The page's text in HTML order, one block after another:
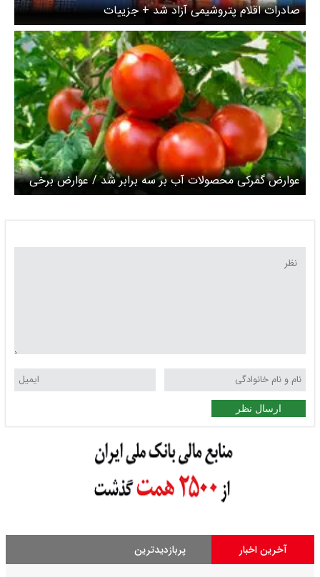
صادرات اقلام پتروشیمی آزاد شد + جزییات
عوارض گمرکی محصولات آب بر سه برابر شد / عوارض برخی
محصولات نفتی، گازی و پتروشیمی علی الحساب است
ارسال نظر
آخرین اخبار پربازدیدترین